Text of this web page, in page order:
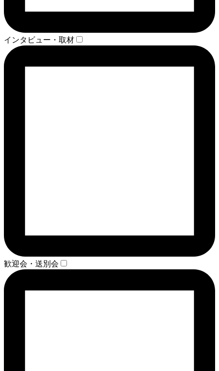
インタビュー・取材
歓迎会・送別会